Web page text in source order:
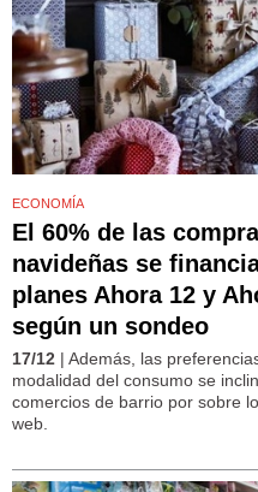
ECONOMÍA
El 60% de las
navideñas se
planes Ahora 12 y
según un sondeo
17/12 | Además, las
modalidad del consumo se
comercios de barrio por sobre
web.